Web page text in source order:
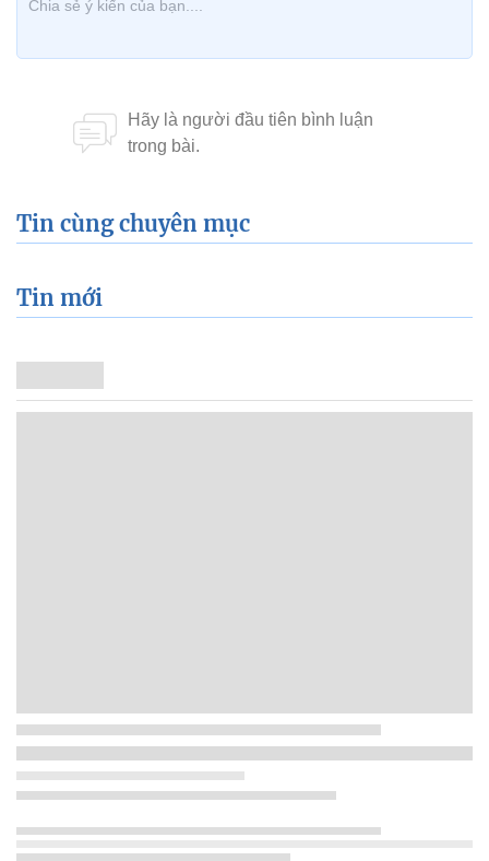
Tin cùng chuyên mục
Tin mới